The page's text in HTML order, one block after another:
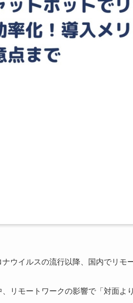
ナウイルスの流行以降、国内でリモ
、リモートワークの影響で「対面よ